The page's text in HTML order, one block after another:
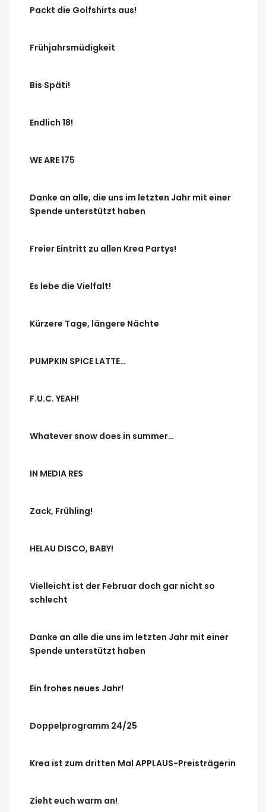
Packt die Golfshirts aus!
Frühjahrsmüdigkeit
Bis Späti!
Endlich 18!
WE ARE 175
Danke an alle, die uns im letzten Jahr mit einer
Spende unterstützt haben
Freier Eintritt zu allen Krea Partys!
Es lebe die Vielfalt!
Kürzere Tage, längere Nächte
PUMPKIN SPICE LATTE…
F.U.C. YEAH!
Whatever snow does in summer…
IN MEDIA RES
Zack, Frühling!
HELAU DISCO, BABY!
Vielleicht ist der Februar doch gar nicht so
schlecht
Danke an alle die uns im letzten Jahr mit einer
Spende unterstützt haben
Ein frohes neues Jahr!
Doppelprogramm 24/25
Krea ist zum dritten Mal APPLAUS-Preisträgerin
Zieht euch warm an!